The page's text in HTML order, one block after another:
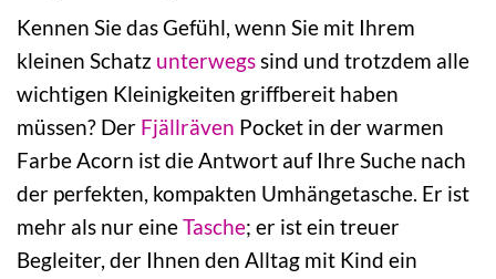
Kennen Sie das Gefühl, wenn Sie mit Ihrem
kleinen Schatz unterwegssind und trotzdem alle
wichtigen Kleinigkeiten griffbereit haben
müssen? Der Fjällräven Pocket in der warmen
Farbe Acorn ist die Antwort auf Ihre Suche nach
der perfekten, kompakten Umhängetasche. Er ist
mehr als nur eineTasche; er ist ein treuer
Begleiter, der Ihnen den Alltag mit Kind ein